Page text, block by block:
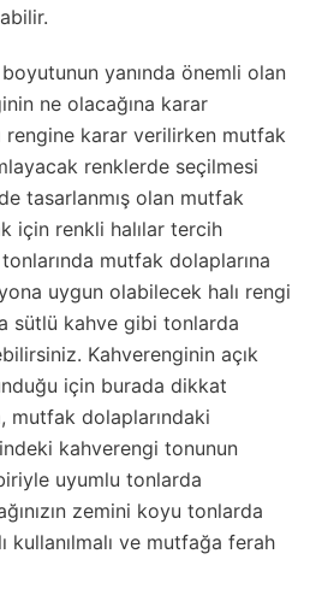
yanında önemli olan
ne olacağına karar
rengine karar verilirken mutfak
renklerde seçilmesi
tasarlanmış olan mutfak
için renkli halılar tercih
mutfak dolaplarına
uygun olabilecek halı rengi
sütlü kahve gibi tonlarda
Kahverenginin açık
için burada dikkat
mutfak dolaplarındaki
kahverengi tonunun
uyumlu tonlarda
zemini koyu tonlarda
kullanılmalı ve mutfağa ferah